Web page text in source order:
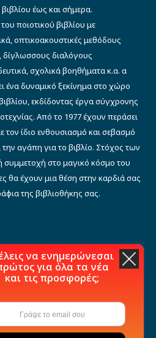
έως και σήμερα.
ποιοτικού βιβλίου με
οπτικοακουστικές μεθόδους
διαλόγους
σχολικά βοηθήματα κ.α. α
ένα δυναμικό ξεκίνημα στο χώρο
εκδίδοντας έργα σύγχρονης
Από το 1977 έχουν περάσει
τον ίδιο ενθουσιασμό και σεβασμό
αγάπη για το βιβλίο. Στόχος των
συμμετοχή στο μαγικό κόσμο του
θα έχουν μια θέση στην καρδιά σας
της βιβλιοθήκης σας.
να ενημερώνεσαι
για όλα τα νέα
και τις προσφορές;